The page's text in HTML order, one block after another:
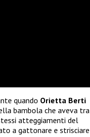
quando Orietta Berti
bambola che aveva tra
atteggiamenti del
a gattonare e strisciare